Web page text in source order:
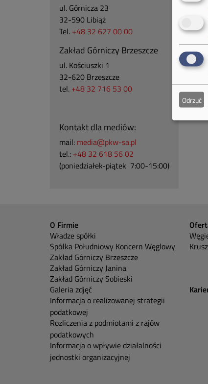
ul. Górnicza 23
32-590 Libiąż
Tel. +48 32 627 00 00
Zakład Górniczy Brzeszcze
ul. Kościuszki 1
32-620 Brzeszcze
tel. +48 32 716 53 00
Kontakt dla mediów:
mail: media@pkw-sa.pl
tel.: +48 32 618 56 02
(poniedziałek-piątek 7:00-15:00)
O Firmie
Władze spółki
Spółka Południowy Koncern Węglowy
Zakład Górniczy Brzeszcze
Zakład Górniczy Janina
Zakład Górniczy Sobieski
Galeria zdjęć
Informacja o realizowanej strategii
podatkowej
Rozliczenia z podmiotami z rajów
podatkowych
Informacja o wpływie działalności
jednostki organizacyjnej
Odrzuć